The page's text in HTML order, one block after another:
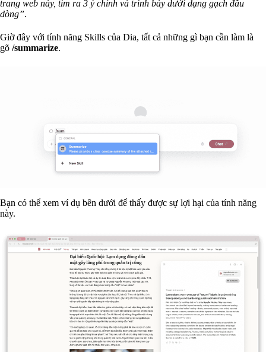
trang web này, tìm ra 3 ý chính và trình bày dưới dạng gạch đầu
dòng”.
Giờ đây với tính năng Skills của Dia, tất cả những gì bạn cần làm là
gõ /summarize.
Bạn có thể xem ví dụ bên dưới để thấy được sự lợi hại của tính năng
này.